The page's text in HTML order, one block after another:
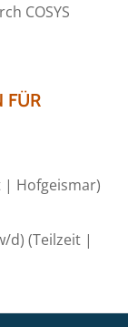
COSYS
FÜR
| Hofgeismar)
d) (Teilzeit |